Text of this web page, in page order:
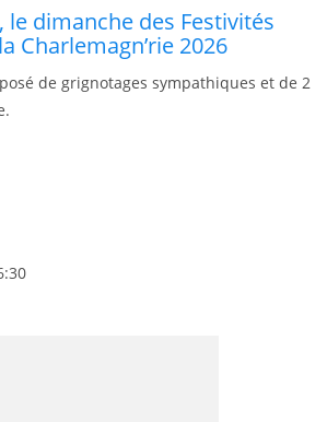
le dimanche des Festivités
Charlemagn’rie 2026
de grignotages sympathiques et de 2